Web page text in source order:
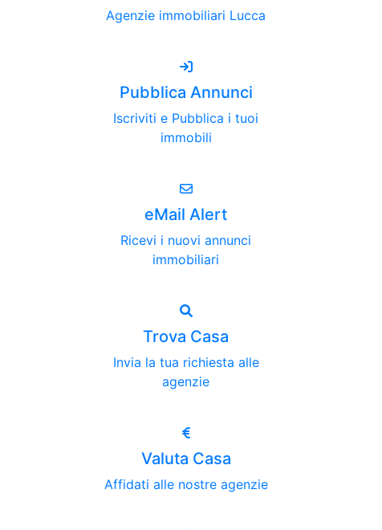
Agenzie immobiliari Lucca
Pubblica Annunci
Iscriviti e Pubblica i tuoi
immobili
eMail Alert
Ricevi i nuovi annunci
immobiliari
Trova Casa
Invia la tua richiesta alle
agenzie
Valuta Casa
Affidati alle nostre agenzie